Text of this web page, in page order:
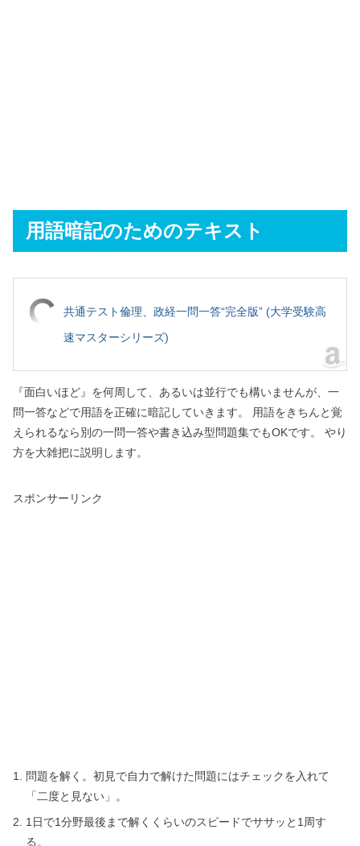
用語暗記のためのテキスト
共通テスト倫理、政経一問一答“完全版” (大学受験高
速マスターシリーズ)
『面白いほど』を何周して、あるいは並行でも構いませんが、一
問一答などで用語を正確に暗記していきます。 用語をきちんと覚
えられるなら別の一問一答や書き込み型問題集でもOKです。 やり
方を大雑把に説明します。
スポンサーリンク
問題を解く。初見で自力で解けた問題にはチェックを入れて
「二度と見ない」。
1日で1分野最後まで解くくらいのスピードでササッと1周す
る。